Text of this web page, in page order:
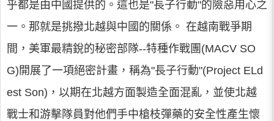
乎都是由中國提供的。這也是"長子行動"的險惡用心之
一。那就是挑撥北越與中國的關係。 在越南戰爭期
間，美軍最精銳的秘密部隊--特種作戰團(MACV SO
G)開展了一項絕密計畫，稱為"長子行動"(Project ELd
est Son)，以期在北越方面製造全面混亂，並使北越
戰士和游擊隊員對他們手中槍枝彈藥的安全性產生懷